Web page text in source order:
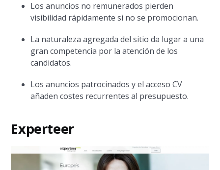
Los anuncios no remunerados pierden
visibilidad rápidamente si no se promocionan.
La naturaleza agregada del sitio da lugar a una
gran competencia por la atención de los
candidatos.
Los anuncios patrocinados y el acceso CV
añaden costes recurrentes al presupuesto.
Experteer